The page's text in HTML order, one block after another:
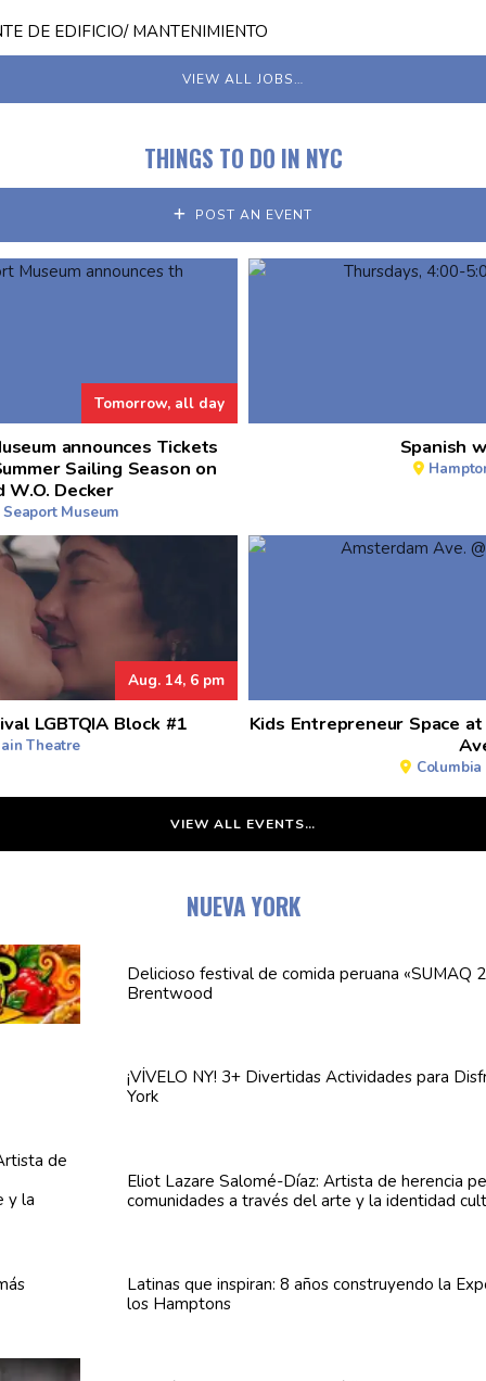
DE EDIFICIO/ MANTENIMIENTO
VIEW ALL JOBS…
THINGS TO DO IN NYC
POST AN EVENT
Tomorrow, all day
announces Tickets
Sailing Season on
W.O. Decker
Museum
Spanish
Aug. 14, 6 pm
LGBTQIA Block #1
Theatre
Kids Entrepreneur Space
VIEW ALL EVENTS…
NUEVA YORK
Delicioso festival de comida peruana «SUMAQ
Brentwood
¡VÍVELO NY! 3+ DivertidasActividades para
York
Eliot LazareSalomé-Díaz: Artista de herencia
comunidades a través del arte y la identidad
Latinas que inspiran: 8 añosconstruyendo la
los Hamptons